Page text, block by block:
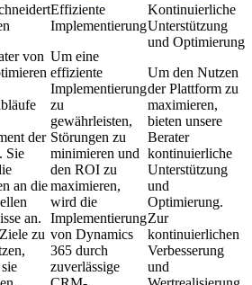
von
der
Sie
an die
an.
zu
Effiziente
Implementierung
Um eine
effiziente
Implementierung
zu
gewährleisten,
Störungen zu
minimieren und
den ROI zu
maximieren,
wird die
Implementierung
von Dynamics
365 durch
zuverlässige
Kontinuierliche
Unterstützung
und Optimierung
Um den Nutzen
der Plattform zu
maximieren,
bieten unsere
Berater
kontinuierliche
Unterstützung
und
Optimierung.
Zur
kontinuierlichen
Verbesserung
und